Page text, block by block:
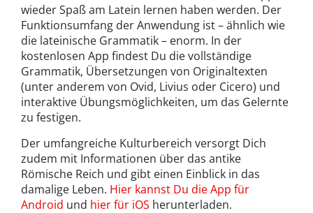
wieder Spaß am Latein lernen haben werden. Der
Funktionsumfang der Anwendung ist – ähnlich wie
die lateinische Grammatik – enorm. In der
kostenlosen App findest Du die vollständige
Grammatik, Übersetzungen von Originaltexten
(unter anderem von Ovid, Livius oder Cicero) und
interaktive Übungsmöglichkeiten, um das Gelernte
zu festigen.
Der umfangreiche Kulturbereich versorgt Dich
zudem mit Informationen über das antike
Römische Reich und gibt einen Einblick in das
damalige Leben. Hier kannst Du die App für
Android und hier für iOS herunterladen.